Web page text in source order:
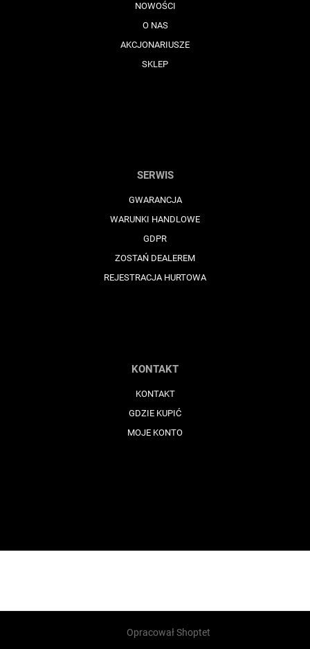
NOWOŚCI
O NAS
AKCJONARIUSZE
SKLEP
SERWIS
GWARANCJA
WARUNKI HANDLOWE
GDPR
ZOSTAŃ DEALEREM
REJESTRACJA HURTOWA
KONTAKT
KONTAKT
GDZIE KUPIĆ
MOJE KONTO
Opracował Shoptet